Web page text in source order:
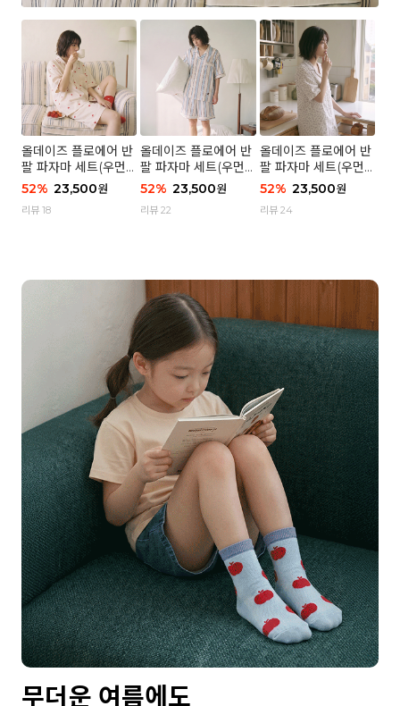
올데이즈 플로에어 반
팔 파자마 세트(우먼)
- 04 하트 컨페티
52% 23,500원
리뷰 18
올데이즈 플로에어 반
팔 파자마 세트(우먼)
- 03 브리즈 스트라이
52% 23,500원
리뷰 22
올데이즈 플로에어 반
팔 파자마 세트(우먼)
- 01 포슬 가든
52% 23,500원
리뷰 24
무더운 여름에도